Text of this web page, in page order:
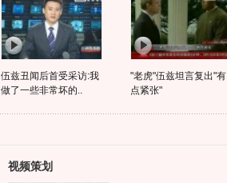
伍兹丑闻后首受采访:我
做了一些非常坏的..
"老虎"伍兹坦言复出"有
点紧张"
视频策划